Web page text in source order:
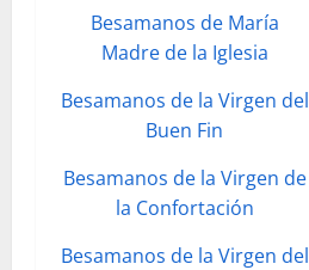
Besamanos de María
Madre de la Iglesia
Besamanos de la Virgen del
Buen Fin
Besamanos de la Virgen de
la Confortación
Besamanos de la Virgen del